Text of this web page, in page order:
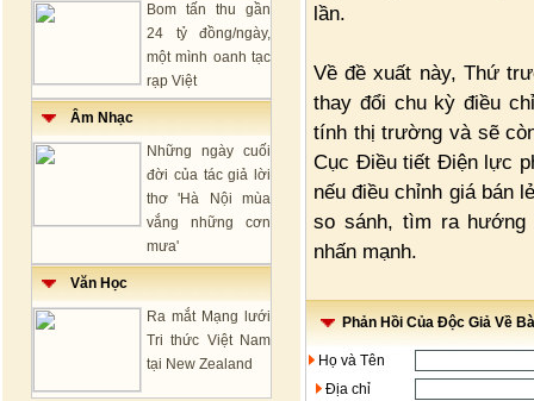
Bom tấn thu gần
24 tỷ đồng/ngày,
một mình oanh tạc
rạp Việt
Âm Nhạc
Những ngày cuối
đời của tác giả lời
thơ 'Hà Nội mùa
vắng những cơn
mưa'
Văn Học
Ra mắt Mạng lưới
Tri thức Việt Nam
tại New Zealand
lần.
Về đề xuất này, Thứ
thay đổi chu kỳ điều
tính thị trường và sẽ
Cục Điều tiết Điện lực
nếu điều chỉnh giá bán
so sánh, tìm ra hướng
nhấn mạnh.
Phản Hồi Của Độc Giả Về
Họ và Tên
Địa chỉ